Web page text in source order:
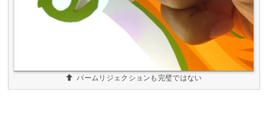
パームリジェクションも完璧ではない